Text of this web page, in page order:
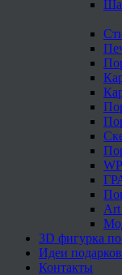
Art
3D фигурка
Идеи подарков
Контакты